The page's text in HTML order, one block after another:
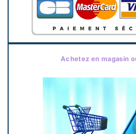
Achetez en magasin